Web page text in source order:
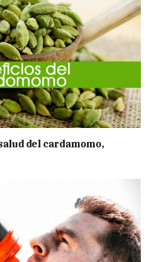
del cardamomo,